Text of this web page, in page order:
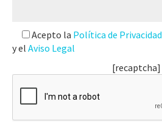
Acepto la Política de Privacidad
y el Aviso Legal
[recaptcha]